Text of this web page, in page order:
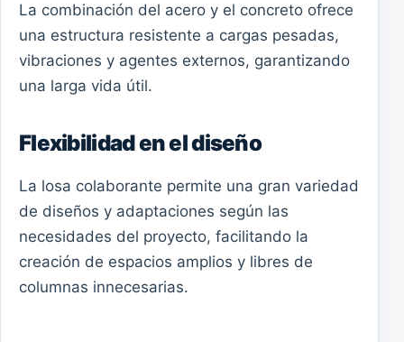
La combinación del acero y el concreto ofrece
una estructura resistente a cargas pesadas,
vibraciones y agentes externos, garantizando
una larga vida útil.
Flexibilidad en el diseño
La losa colaborante permite una gran variedad
de diseños y adaptaciones según las
necesidades del proyecto, facilitando la
creación de espacios amplios y libres de
columnas innecesarias.